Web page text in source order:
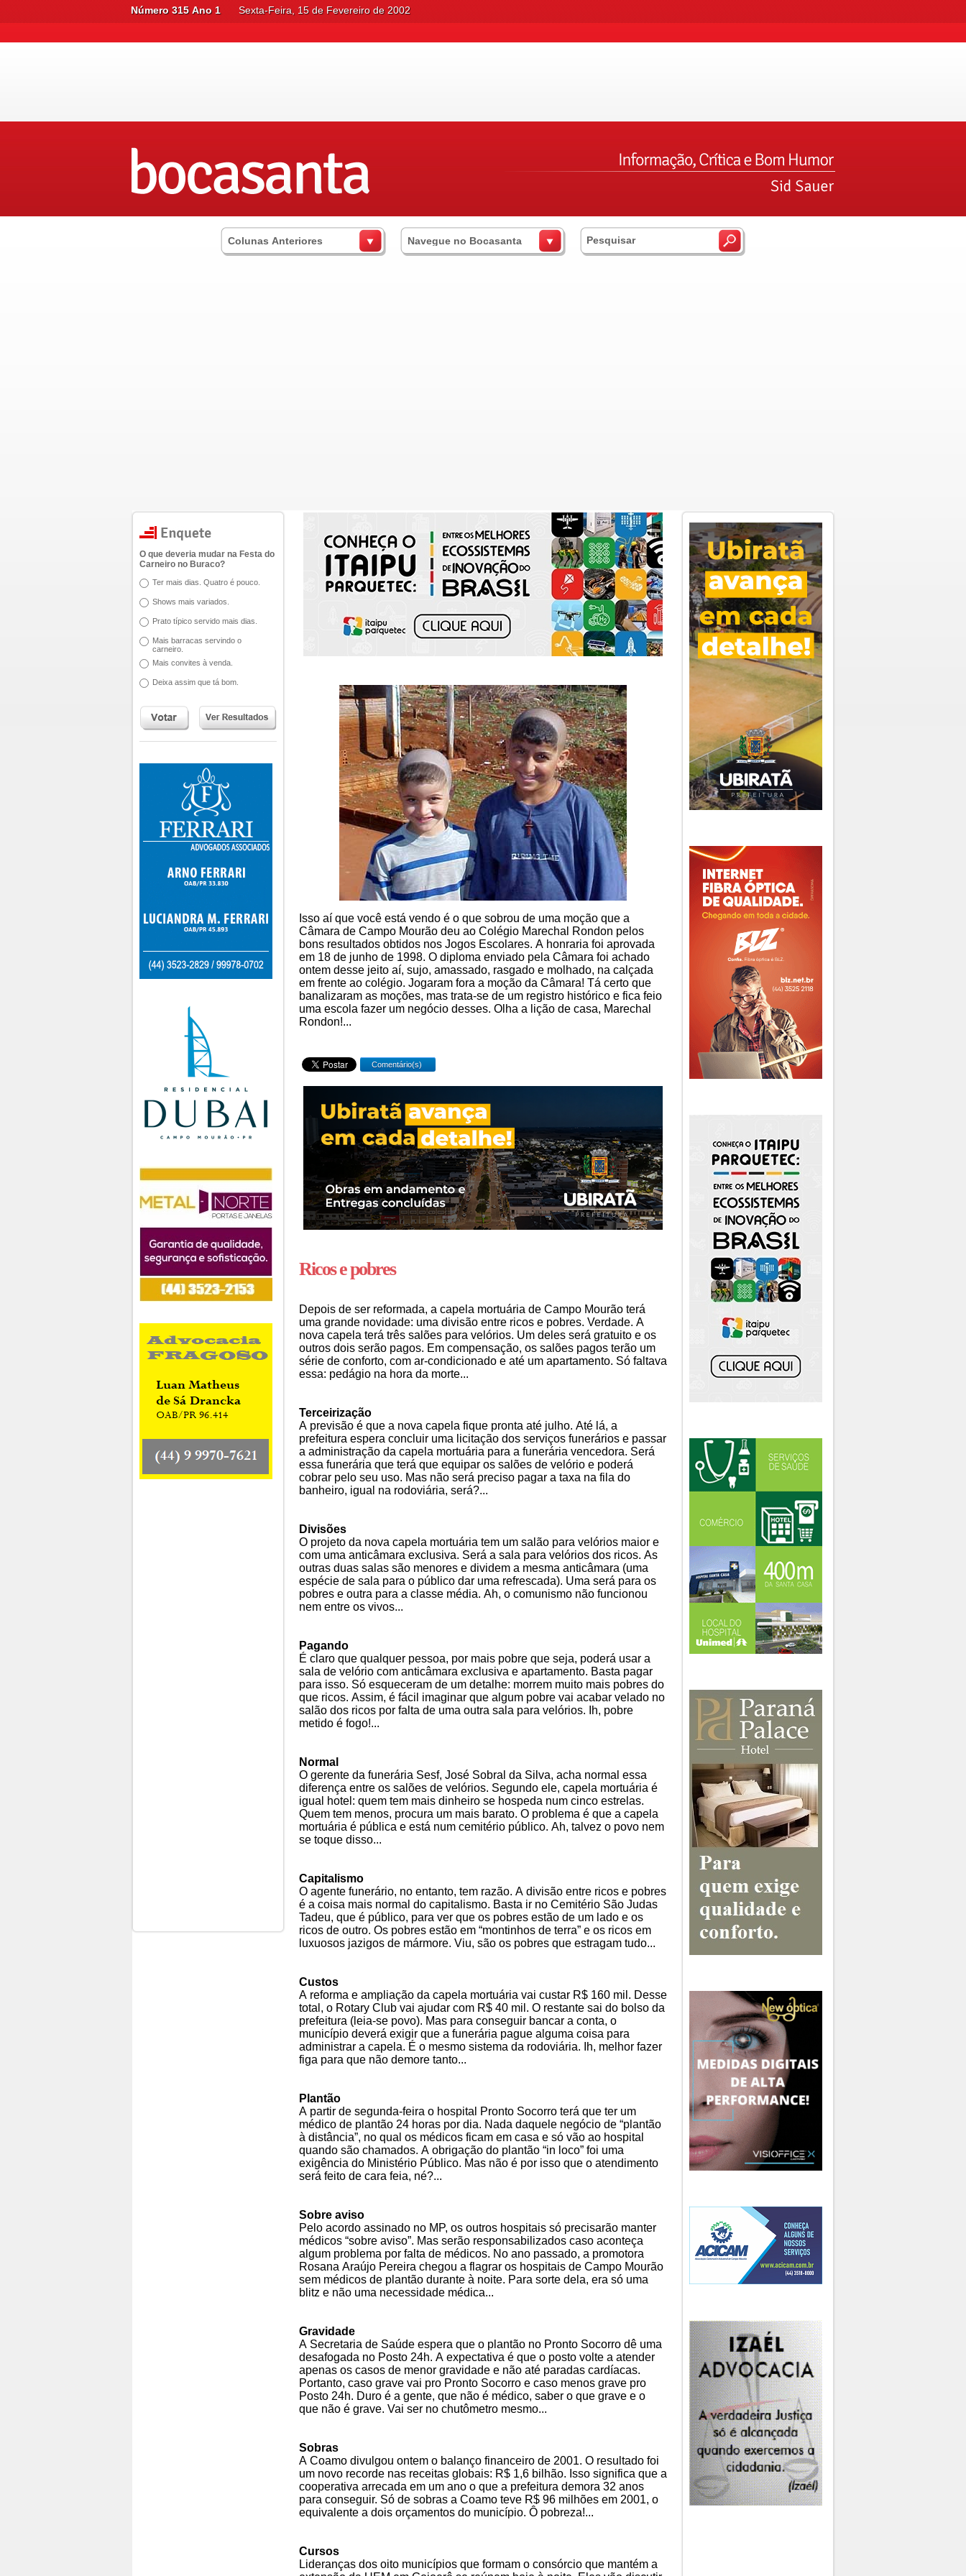
Número 315 Ano 1 Sexta-Feira, 15 de Fevereiro de 2002
Colunas Anteriores Navegue no Bocasanta
O que deveria mudar na Festa do
Carneiro no Buraco?
Ter mais dias. Quatro é pouco.
Shows mais variados.
Prato típico servido mais dias.
Mais barracas servindo o
carneiro.
Mais convites à venda.
Deixa assim que tá bom.
Isso aí que você está vendo é o que sobrou de uma moção que a
Câmara de Campo Mourão deu ao Colégio Marechal Rondon pelos
bons resultados obtidos nos Jogos Escolares. A honraria foi aprovada
em 18 de junho de 1998. O diploma enviado pela Câmara foi achado
ontem desse jeito aí, sujo, amassado, rasgado e molhado, na calçada
em frente ao colégio. Jogaram fora a moção da Câmara! Tá certo que
banalizaram as moções, mas trata-se de um registro histórico e fica feio
uma escola fazer um negócio desses. Olha a lição de casa, Marechal
Rondon!...
Comentário(s)
Ricos e pobres
Depois de ser reformada, a capela mortuária de Campo Mourão terá
uma grande novidade: uma divisão entre ricos e pobres. Verdade. A
nova capela terá três salões para velórios. Um deles será gratuito e os
outros dois serão pagos. Em compensação, os salões pagos terão um
série de conforto, com ar-condicionado e até um apartamento. Só faltava
essa: pedágio na hora da morte...
Terceirização
A previsão é que a nova capela fique pronta até julho. Até lá, a
prefeitura espera concluir uma licitação dos serviços funerários e passar
a administração da capela mortuária para a funerária vencedora. Será
essa funerária que terá que equipar os salões de velório e poderá
cobrar pelo seu uso. Mas não será preciso pagar a taxa na fila do
banheiro, igual na rodoviária, será?...
Divisões
O projeto da nova capela mortuária tem um salão para velórios maior e
com uma anticâmara exclusiva. Será a sala para velórios dos ricos. As
outras duas salas são menores e dividem a mesma anticâmara (uma
espécie de sala para o público dar uma refrescada). Uma será para os
pobres e outra para a classe média. Ah, o comunismo não funcionou
nem entre os vivos...
Pagando
É claro que qualquer pessoa, por mais pobre que seja, poderá usar a
sala de velório com anticâmara exclusiva e apartamento. Basta pagar
para isso. Só esqueceram de um detalhe: morrem muito mais pobres do
que ricos. Assim, é fácil imaginar que algum pobre vai acabar velado no
salão dos ricos por falta de uma outra sala para velórios. Ih, pobre
metido é fogo!...
Normal
O gerente da funerária Sesf, José Sobral da Silva, acha normal essa
diferença entre os salões de velórios. Segundo ele, capela mortuária é
igual hotel: quem tem mais dinheiro se hospeda num cinco estrelas.
Quem tem menos, procura um mais barato. O problema é que a capela
mortuária é pública e está num cemitério público. Ah, talvez o povo nem
se toque disso...
Capitalismo
O agente funerário, no entanto, tem razão. A divisão entre ricos e pobres
é a coisa mais normal do capitalismo. Basta ir no Cemitério São Judas
Tadeu, que é público, para ver que os pobres estão de um lado e os
ricos de outro. Os pobres estão em “montinhos de terra” e os ricos em
luxuosos jazigos de mármore. Viu, são os pobres que estragam tudo...
Custos
A reforma e ampliação da capela mortuária vai custar R$ 160 mil. Desse
total, o Rotary Club vai ajudar com R$ 40 mil. O restante sai do bolso da
prefeitura (leia-se povo). Mas para conseguir bancar a conta, o
município deverá exigir que a funerária pague alguma coisa para
administrar a capela. É o mesmo sistema da rodoviária. Ih, melhor fazer
figa para que não demore tanto...
Plantão
A partir de segunda-feira o hospital Pronto Socorro terá que ter um
médico de plantão 24 horas por dia. Nada daquele negócio de “plantão
à distância”, no qual os médicos ficam em casa e só vão ao hospital
quando são chamados. A obrigação do plantão “in loco” foi uma
exigência do Ministério Público. Mas não é por isso que o atendimento
será feito de cara feia, né?...
Sobre aviso
Pelo acordo assinado no MP, os outros hospitais só precisarão manter
médicos “sobre aviso”. Mas serão responsabilizados caso aconteça
algum problema por falta de médicos. No ano passado, a promotora
Rosana Araújo Pereira chegou a flagrar os hospitais de Campo Mourão
sem médicos de plantão durante à noite. Para sorte dela, era só uma
blitz e não uma necessidade médica...
Gravidade
A Secretaria de Saúde espera que o plantão no Pronto Socorro dê uma
desafogada no Posto 24h. A expectativa é que o posto volte a atender
apenas os casos de menor gravidade e não até paradas cardíacas.
Portanto, caso grave vai pro Pronto Socorro e caso menos grave pro
Posto 24h. Duro é a gente, que não é médico, saber o que grave e o
que não é grave. Vai ser no chutômetro mesmo...
Sobras
A Coamo divulgou ontem o balanço financeiro de 2001. O resultado foi
um novo recorde nas receitas globais: R$ 1,6 bilhão. Isso significa que a
cooperativa arrecada em um ano o que a prefeitura demora 32 anos
para conseguir. Só de sobras a Coamo teve R$ 96 milhões em 2001, o
equivalente a dois orçamentos do município. Ô pobreza!...
Cursos
Lideranças dos oito municípios que formam o consórcio que mantém a